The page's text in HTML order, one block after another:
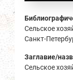
Сельское
Санкт-
Заглавие/
Сельское